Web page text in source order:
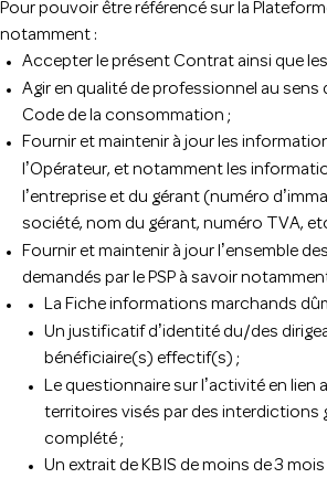
Pour pouvoir être référencé sur la
notamment :
Accepter le présent Contrat ainsi que les
Agir en qualité de professionnel au sens
Code de la consommation ;
Fournir et maintenir à jour les
’Opérateur, et notamment les
’entreprise et du gérant (numéro d ’
société, nom du gérant, numéro TVA,
Fournir et maintenir à jour l ’ensemble
demandés par le PSP à savoir
La Fiche informations marchands
Un justificatif d ’identité du/des
bénéficiaire(s) effectif(s) ;
Le questionnaire sur l ’activité en lien
territoires visés par des interdictions
complété ;
Un extrait de KBIS de moins de 3 mois